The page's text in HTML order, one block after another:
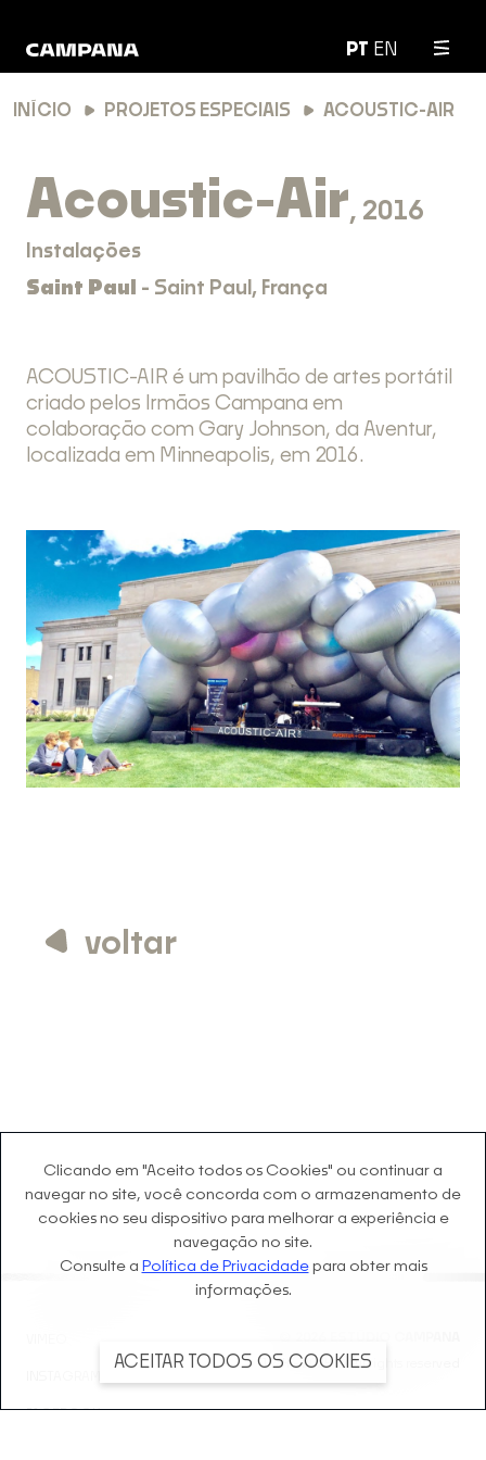
PT EN
INÍCIO PROJETOS ESPECIAIS ACOUSTIC-AIR
Acoustic-Air, 2016
Instalações
Saint Paul
- Saint Paul, França
ACOUSTIC-AIR é um pavilhão de artes portátil
criado pelos Irmãos Campana em
colaboração com Gary Johnson, da Aventur,
localizada em Minneapolis, em 2016.
voltar
FACEBOOK
1984 - 2024 © All rights reserved
Clicando em "Aceito todos os Cookies" ou continuar a
navegar no site, você concorda com o armazenamento de
cookies no seu dispositivo para melhorar a experiência e
navegação no site.
Consulte a Política de Privacidadepara obter mais
informações.
ACEITAR TODOS OS COOKIES